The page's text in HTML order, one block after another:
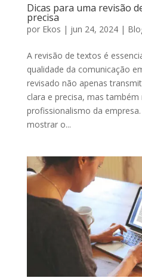
Dicas para uma revisão
precisa
por Ekos | jun 24, 2024|
A revisão de textos é
qualidade da comunicação
revisado não apenas
clara e precisa, mas
profissionalismo da
mostrar o...